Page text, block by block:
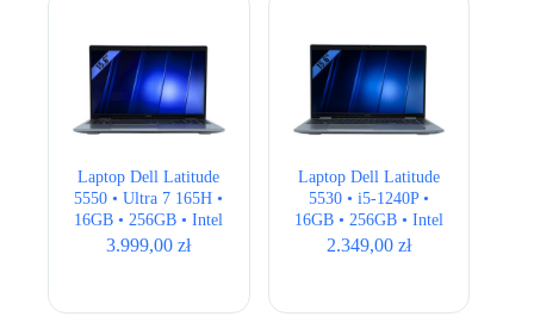
Laptop Dell Latitude
5550 • Ultra 7 165H •
16GB • 256GB • Intel
Graphics • 15,6″ Full
3.999,00zł
Laptop Dell Latitude
5530 • i5-1240P •
16GB • 256GB • Intel
UHD • 15,6 ” Full
2.349,00 zł